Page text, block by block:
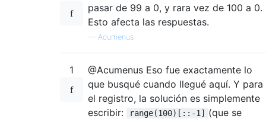
pasar de 99 a 0, y rara vez de 100 a 0.
Esto afecta las respuestas.
— Acumenus
1
@Acumenus Eso fue exactamente lo
que busqué cuando llegué aquí. Y para
el registro, la solución es simplemente
escribir:
range(100)[::-1] (que se